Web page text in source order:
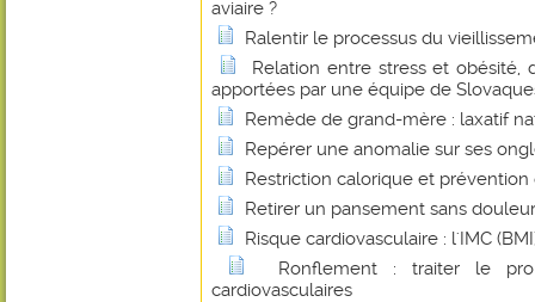
aviaire ?
Ralentir le processus du
Relation entre stress et obésité,
apportées par une équipe de
Remède de grand-mère : laxatif
Repérer une anomalie sur ses
Restriction calorique et
Retirer un pansement sans douleur
Risque cardiovasculaire : l'IMC
Ronflement : traiter le
cardiovasculaires